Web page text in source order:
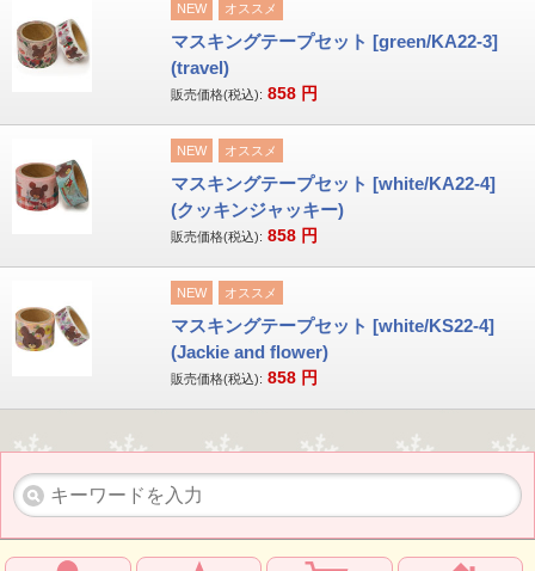
NEW オススメ
マスキングテープセット [green/KA22-3]
(travel)
販売価格(税込): 858 円
NEW オススメ
マスキングテープセット [white/KA22-4]
(クッキンジャッキー)
販売価格(税込): 858 円
NEW オススメ
マスキングテープセット [white/KS22-4]
(Jackie and flower)
販売価格(税込): 858 円